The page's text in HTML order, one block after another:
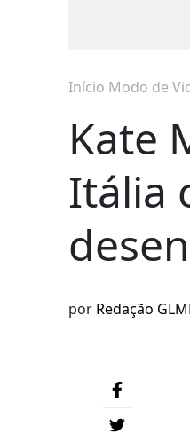
Início Modo de
Kate
Itália
por Redação